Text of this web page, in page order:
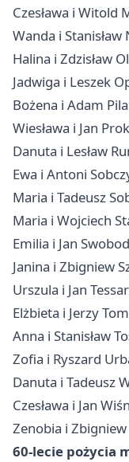
Czesława i Witold
Wanda i
Halina i Zdzisław
Jadwiga i Leszek
Bożena i Adam
Wiesława i Jan
Danuta i Lesław
Ewa i Antoni
Maria i Tadeusz
Maria i Wojciech
Emilia i Jan
Janina i Zbigniew
Urszula i Jan
Elżbieta i Jerzy
Anna i Stanisław
Zofia i Ryszard
Danuta i Tadeusz
Czesława i Jan
Zenobia i
60-lecie pożycia